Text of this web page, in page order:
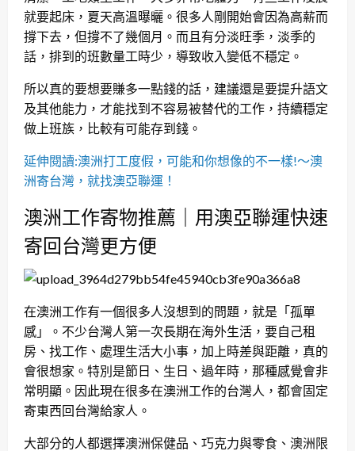
就要起床，夏天高溫曝曬。很多人剛開始會因為高薪而
撐下去，但撐不了幾個月。而且有分淡旺季，淡季的
話，排到的班數量工時少，導致收入變低不穩定。
所以真的要想要賺多一點錢的話，建議還是要提升語文
及其他能力，才能找到不容易被替代的工作，持續穩定
做上班族，比較有可能存到錢。
延伸閱讀:澳洲打工度假，可能和你想像的不一樣!～澳
洲寄台灣，就找澳亞聯運！
澳洲工作寄物推薦｜用澳亞聯運快速
寄回台灣更方便
在澳洲工作有一個很多人沒想到的問題，就是「孤單
感」。不少台灣人第一次長期在海外生活，要自己租
房、找工作、處理生活大小事，加上時差與距離，真的
會很想家。特別是節日、生日、過年時，那種感覺會非
常明顯。因此現在很多在澳洲工作的台灣人，都會固定
寄東西回台灣給家人。
大部分的人都選擇澳洲保健品、巧克力與零食、澳洲限